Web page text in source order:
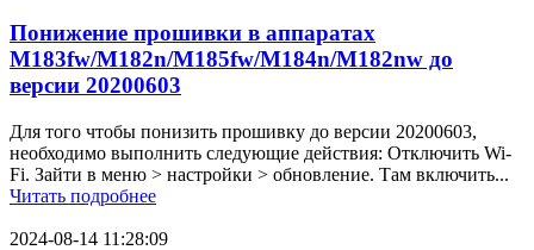
Понижение прошивки в аппаратах
M183fw/M182n/M185fw/M184n/M182nw до
версии 20200603
Для того чтобы понизить прошивку до версии 20200603,
необходимо выполнить следующие действия: Отключить Wi-
Fi. Зайти в меню > настройки > обновление. Там включить...
Читать подробнее
2024-08-14 11:28:09